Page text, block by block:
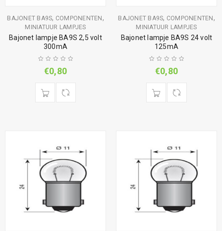
BAJONET BA9S, COMPONENTEN ,
MINIATUUR LAMPJES
Bajonet lampje BA9S 2,5 volt
300mA
€0,80
BAJONET BA9S, COMPONENTEN ,
MINIATUUR LAMPJES
Bajonet lampje BA9S 24 volt
125mA
€0,80